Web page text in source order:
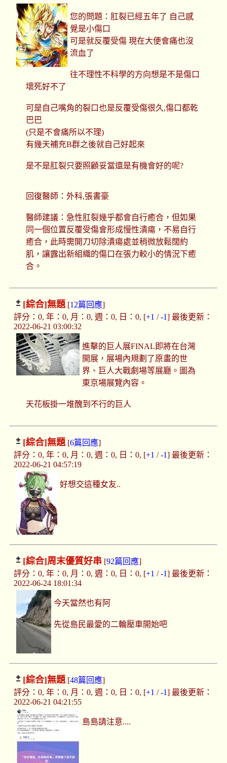
您的問題：肛裂已經五年了 自己感
覺是小傷口
可是就反覆受傷 現在大便會痛也沒
流血了
往不理性不科學的方向想是不是傷口
壞死好不了
可是自己嘴角的裂口也是反覆受傷很久,傷口都乾
巴巴
(只是不會痛所以不理)
有幾天補充B群之後就自己好起來
是不是肛裂只要照顧妥當還是有機會好的呢?
回復醫師：外科,張書豪
醫師建議：急性肛裂幾乎都會自行癒合，但如果
同一個位置反覆受傷會形成慢性潰瘍，不易自行
癒合，此時需開刀切除潰瘍處並稍微放鬆闊約
肌，讓露出新組織的傷口在張力較小的情況下癒
合。
[綜合]無題[12篇回應]
評分：0, 年：0, 月：0, 週：0, 日：0, [+1 /-1] 最後更新：
2022-06-21 03:00:32
進擊的巨人展FINAL即將在台灣
開展，展場內規劃了原畫的世
界、巨人大戰劇場等展廳。圖為
東京場展覽內容。
天花板掛一堆醜到不行的巨人
[綜合]無題[6篇回應]
評分：0, 年：0, 月：0, 週：0, 日：0, [+1 /-1] 最後更新：
2022-06-21 04:57:19
好想交這種女友..
[綜合]周末優質好串 [92篇回應]
評分：0, 年：0, 月：0, 週：0, 日：0, [+1 /-1] 最後更新：
2022-06-24 18:01:34
今天當然也有阿
先從島民最愛的二輪壓車開始吧
[綜合]無題[48篇回應]
評分：0, 年：0, 月：0, 週：0, 日：0, [+1 /-1] 最後更新：
2022-06-21 04:21:55
島島請注意....